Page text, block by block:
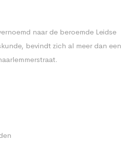
naar de beroemde Leidse
bevindt zich al meer dan een